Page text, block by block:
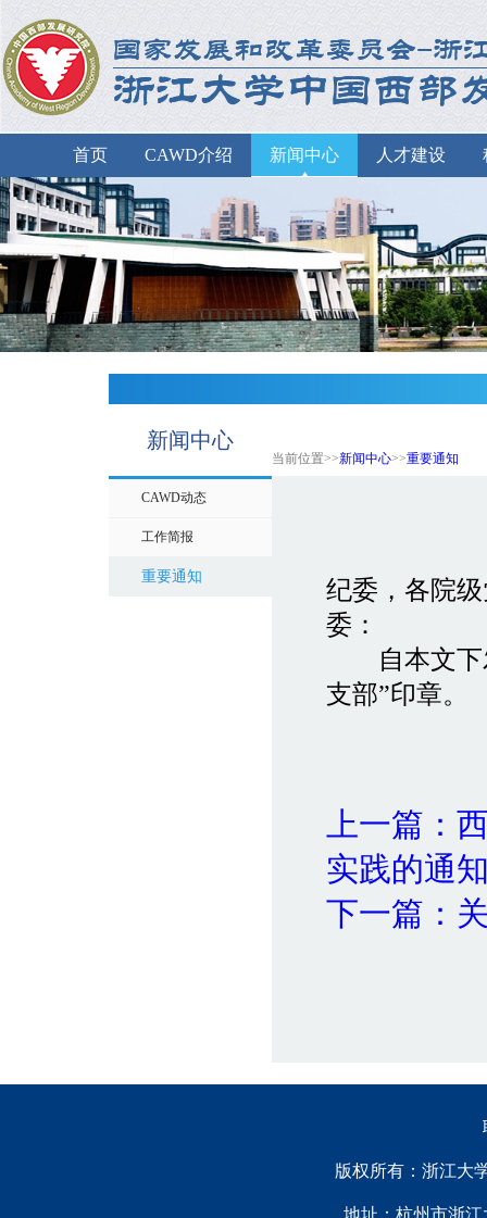
首页 CAWD介绍 新闻中心 人才建设
新闻中心
当前位置>>新闻中心>>重要通知
CAWD动态
工作简报
重要通知
纪委，各院
委：
自本文下发
支部”印章。
上一篇：
实践的通
下一篇：
版权所有：浙江大